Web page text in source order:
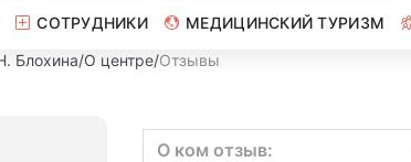
СОТРУДНИКИ МЕДИЦИНСКИЙ ТУРИЗМ
Блохина/О центре/Отзывы
О ком отзыв: